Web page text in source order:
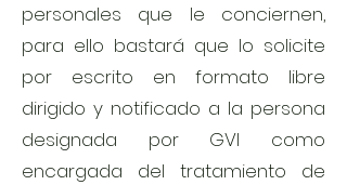
personales que le conciernen,
para ello bastará que lo solicite
por escrito en formato libre
dirigido y notificado a la persona
designada por GVI como
encargada del tratamiento de